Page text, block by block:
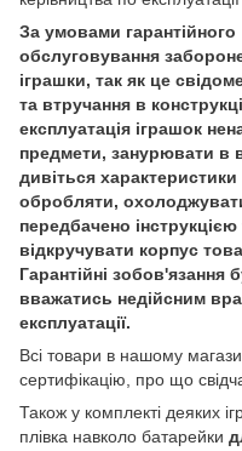
За умовами гарантійного
обслуговування
іграшки, так як це
та втручання в
експлуатація іграшок
предмети, занурювати в
дивіться
обробляти,
передбачено
відкручувати корпус
Гарантійні зобов'язання
вважатись недійсним
експлуатації.
Всі товари в нашому
сертифікацію, про що
Також у комплекті деяких
плівка навколо батарейки